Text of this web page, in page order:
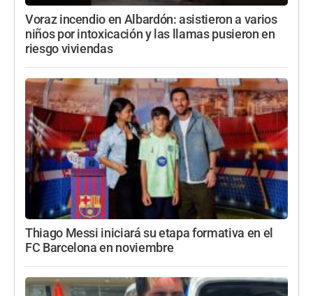
Voraz incendio en Albardón: asistieron a varios
niños por intoxicación y las llamas pusieron en
riesgo viviendas
Thiago Messi iniciará su etapa formativa en el
FC Barcelona en noviembre